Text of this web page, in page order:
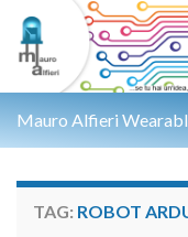
Mauro Alfieri
TAG: ROBOT